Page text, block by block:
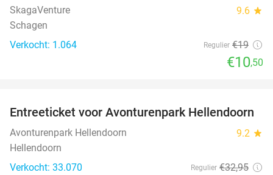
SkagaVenture 9.6 star
Schagen
Verkocht: 1.064
Regulier €19
€10,50
41%
Entreeticket voor Avonturenpark Hellendoorn
Avonturenpark Hellendoorn 9.2 star
Hellendoorn
Verkocht: 33.070
Regulier €32,95